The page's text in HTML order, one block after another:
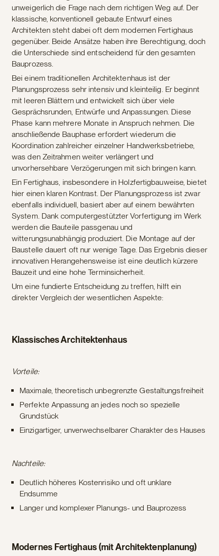
unweigerlich die Frage nach dem richtigen Weg auf. Der
klassische, konventionell gebaute Entwurf eines
Architekten steht dabei oft dem modernen Fertighaus
gegenüber. Beide Ansätze haben ihre Berechtigung, doch
die Unterschiede sind entscheidend für den gesamten
Bauprozess.
Bei einem traditionellen Architektenhaus ist der
Planungsprozess sehr intensiv und kleinteilig. Er beginnt
mit leeren Blättern und entwickelt sich über viele
Gesprächsrunden, Entwürfe und Anpassungen. Diese
Phase kann mehrere Monate in Anspruch nehmen. Die
anschließende Bauphase erfordert wiederum die
Koordination zahlreicher einzelner Handwerksbetriebe,
was den Zeitrahmen weiter verlängert und
unvorhersehbare Verzögerungen mit sich bringen kann.
Ein Fertighaus, insbesondere in Holzfertigbauweise, bietet
hier einen klaren Kontrast. Der Planungsprozess ist zwar
ebenfalls individuell, basiert aber auf einem bewährten
System. Dank computergestützter Vorfertigung im Werk
werden die Bauteile passgenau und
witterungsunabhängig produziert. Die Montage auf der
Baustelle dauert oft nur wenige Tage. Das Ergebnis dieser
innovativen Herangehensweise ist eine deutlich kürzere
Bauzeit und eine hohe Terminsicherheit.
Um eine fundierte Entscheidung zu treffen, hilft ein
direkter Vergleich der wesentlichen Aspekte:
Klassisches Architektenhaus
Vorteile:
Maximale, theoretisch unbegrenzte Gestaltungsfreiheit
Perfekte Anpassung an jedes noch so spezielle
Grundstück
Einzigartiger, unverwechselbarer Charakter des Hauses
Nachteile:
Deutlich höheres Kostenrisiko und oft unklare
Endsumme
Langer und komplexer Planungs- und Bauprozess
Modernes Fertighaus (mit Architektenplanung)